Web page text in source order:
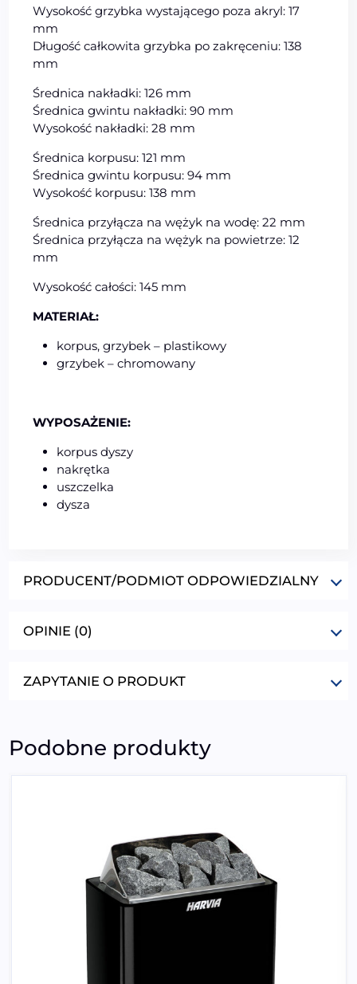
Wysokość grzybka wystającego poza akryl: 17
mm
Długość całkowita grzybka po zakręceniu: 138
mm
Średnica nakładki: 126 mm
Średnica gwintu nakładki: 90 mm
Wysokość nakładki: 28 mm
Średnica korpusu: 121 mm
Średnica gwintu korpusu: 94 mm
Wysokość korpusu: 138 mm
Średnica przyłącza na wężyk na wodę: 22 mm
Średnica przyłącza na wężyk na powietrze: 12
mm
Wysokość całości: 145 mm
MATERIAŁ:
korpus, grzybek – plastikowy
grzybek – chromowany
WYPOSAŻENIE:
korpus dyszy
nakrętka
uszczelka
dysza
PRODUCENT/PODMIOT ODPOWIEDZIALNY
OPINIE (0)
ZAPYTANIE O PRODUKT
Podobne produkty